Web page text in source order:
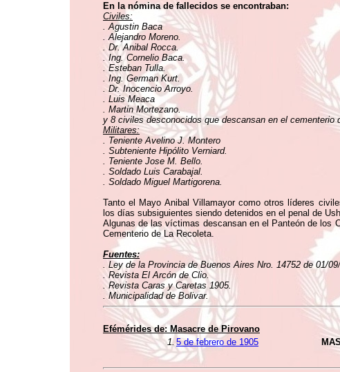
En la nómina de fallecidos se encontraban:
Civiles:
. Agustin Baca
. Alejandro Moreno.
. Dr. Anibal Rocca.
. Ing. Cornelio Baca.
. Esteban Tulla.
. Ing. German Kurt.
. Dr. Inocencio Arroyo.
. Luis Meaca
. Martin Mortezano.
y 8 civiles desconocidos que descansan en el cementerio
Militares:
. Teniente Avelino J. Montero
. Subteniente Hipólito Verniard.
. Teniente Jose M. Bello.
. Soldado Luis Carabajal.
. Soldado Miguel Martigorena.
Tanto el Mayo Anibal Villamayor como otros líderes
los días subsiguientes siendo detenidos en el penal de
Algunas de las víctimas descansan en el Panteón de los
Cementerio de La Recoleta.
Fuentes:
. Ley de la Provincia de Buenos Aires Nro. 14752 de 01/
. Revista El Arcón de Clio.
. Revista Caras y Caretas 1905.
. Municipalidad de Bolivar.
Efémérides de: Masacre de Pirovano
1. 5 de febrero de 1905